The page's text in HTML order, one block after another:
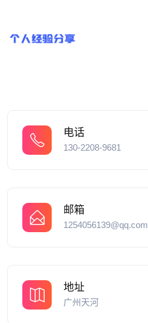
电话
130-2208-9681
邮箱
1254056139@qq.com
地址
广州天河